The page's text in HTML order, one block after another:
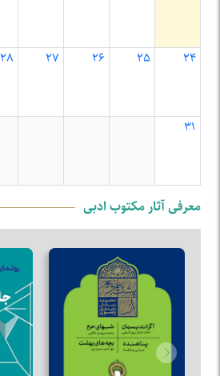
۲۴ ۲۵ ۲۶ ۲۷ ۲۸
۳۱
معرفی آثار مکتوب ادبی